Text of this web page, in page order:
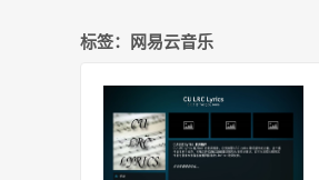
标签：网易云音乐